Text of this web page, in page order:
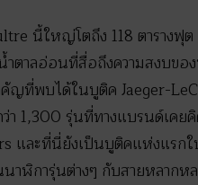
นี้ใหญ่โตถึง 118 ตาราง
ำตาลอ่อนที่สื่อถึงความสงบข
ญที่พบได้ในบูติค Jaeger-
า 1,300 รุ่นที่ทางแบรนด์เค
ละที่นี่ยังเป็นบูติคแห่งแรกใ
าฬิการุ่นต่างๆ กับสายหลาก